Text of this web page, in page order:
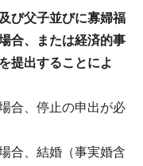
び父子並びに寡婦福
合、または経済的事
提出することによ
合、停止の申出が必
合、結婚（事実婚含